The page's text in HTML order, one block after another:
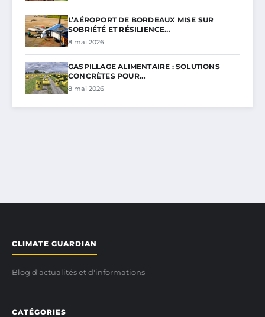
L’AÉROPORT DE BORDEAUX MISE SUR
SOBRIÉTÉ ET RÉSILIENCE…
8 mai 2026
GASPILLAGE ALIMENTAIRE : SOLUTIONS
CONCRÈTES POUR…
8 mai 2026
CLIMATE GUARDIAN
Blog d'actualités et d'informations
CATÉGORIES